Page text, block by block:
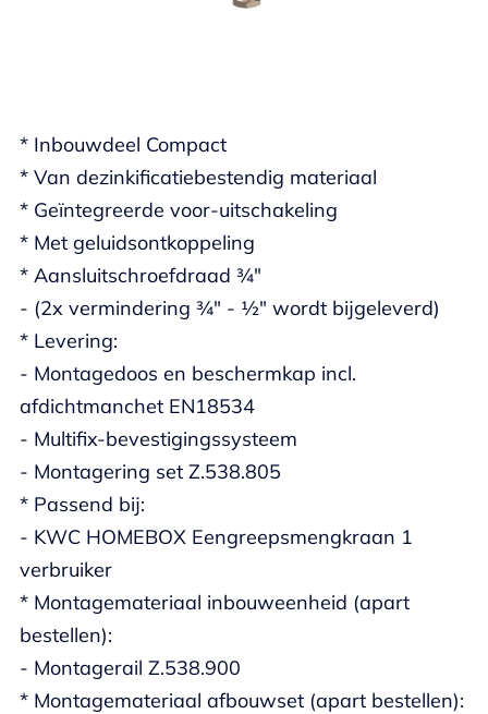
* Inbouwdeel Compact
* Van dezinkificatiebestendig materiaal
* Geïntegreerde voor-uitschakeling
* Met geluidsontkoppeling
* Aansluitschroefdraad ¾"
- (2x vermindering ¾" - ½" wordt bijgeleverd)
* Levering:
- Montagedoos en beschermkap incl.
afdichtmanchet EN18534
- Multifix-bevestigingssysteem
- Montagering set Z.538.805
* Passend bij:
- KWC HOMEBOX Eengreepsmengkraan 1
verbruiker
* Montagemateriaal inbouweenheid (apart
bestellen):
- Montagerail Z.538.900
* Montagemateriaal afbouwset (apart bestellen):